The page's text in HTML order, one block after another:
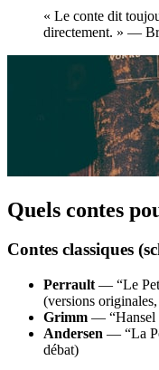
« Le conte dit
directement. » —
Quels contes
Contes classiques
Perrault — “Le
(versions
Grimm — “Hansel
Andersen — “La
débat)